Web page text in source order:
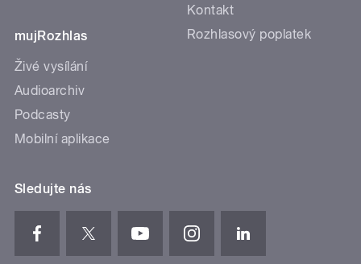
mujRozhlas
Živé vysílání
Audioarchiv
Podcasty
Mobilní aplikace
Kontakt
Rozhlasový poplatek
Sledujte nás